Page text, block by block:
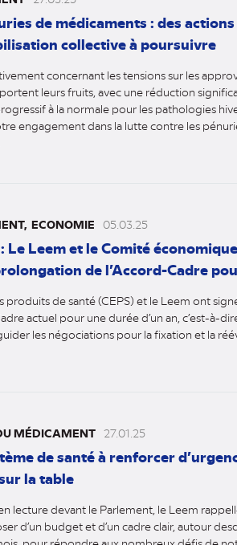
de médicaments : des
collective à poursuivre
concernant les tensions sur les
leurs fruits, avec une réduction
à la normale pour les pathologies
engagement dans la lutte contre les
ECONOMIE 05.03.25
Le Leem et le Comité
de l’Accord-Cadre
de santé (CEPS) et le Leem ont
actuel pour une durée d’un an, c’est-à-
les négociations pour la fixation et la
MÉDICAMENT 27.01.25
de santé à renforcer
la table
lecture devant le Parlement, le Leem
d’un budget et d’un cadre clair, autour